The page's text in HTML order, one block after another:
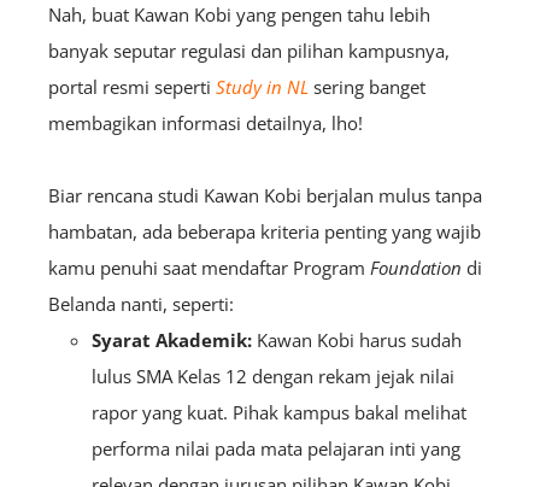
Nah, buat Kawan Kobi yang pengen tahu lebih
banyak seputar regulasi dan pilihan kampusnya,
portal resmi seperti Study in NL sering banget
membagikan informasi detailnya, lho!
Biar rencana studi Kawan Kobi berjalan mulus tanpa
hambatan, ada beberapa kriteria penting yang wajib
kamu penuhi saat mendaftar Program Foundation di
Belanda nanti, seperti:
Syarat Akademik: Kawan Kobi harus sudah
lulus SMA Kelas 12 dengan rekam jejak nilai
rapor yang kuat. Pihak kampus bakal melihat
performa nilai pada mata pelajaran inti yang